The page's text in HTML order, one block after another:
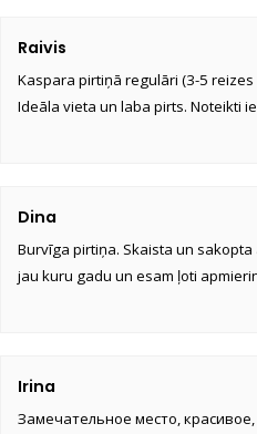
Raivis
Kaspara pirtiņā regulāri (3-5
Ideāla vieta un laba pirts. Noteikti
Dina
Burvīga pirtiņa. Skaista un
jau kuru gadu un esam ļoti
Irina
Замечательное место,